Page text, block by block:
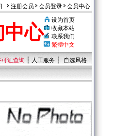
注册会员 会员登录 会员中心
中心
设为首页
收藏本站
联系我们
繁體中文
可证查询 ┊ 人工服务 ┊ 自选风格